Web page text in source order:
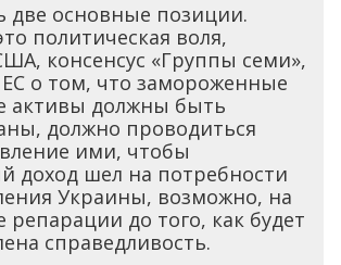
две основные позиции.
политическая воля,
консенсус «Группы семи»,
ЕС о том, что замороженные
активы должны быть
должно проводиться
ими, чтобы
доход шел на потребности
Украины, возможно, на
до того, как будет
справедливость.